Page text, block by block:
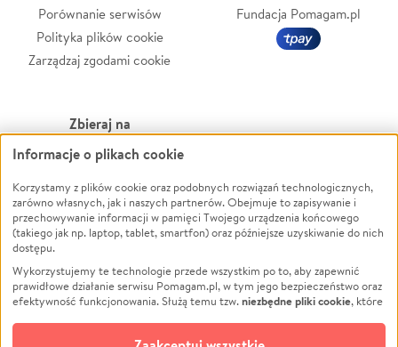
Porównanie serwisów
Polityka plików cookie
Zarządzaj zgodami cookie
Fundacja Pomagam.pl
Zbieraj na
Leczenie
Zwierzęta
Pożar
Ukraina
Pomoc Finansowa
Projekty
Pogrzeb
Powódź
Wichura
NGO
Edukacja
Podróż
Impreza
Informacje o plikach cookie
Korzystamy z plików cookie oraz podobnych rozwiązań technologicznych,
zarówno własnych, jak i naszych partnerów. Obejmuje to zapisywanie i
przechowywanie informacji w pamięci Twojego urządzenia końcowego
(takiego jak np. laptop, tablet, smartfon) oraz późniejsze uzyskiwanie do nich
dostępu.
Wykorzystujemy te technologie przede wszystkim po to, aby zapewnić
prawidłowe działanie serwisu Pomagam.pl, w tym jego bezpieczeństwo oraz
efektywność funkcjonowania. Służą temu tzw.niezbędne pliki cookie, które
opcjonalnych plików cookie